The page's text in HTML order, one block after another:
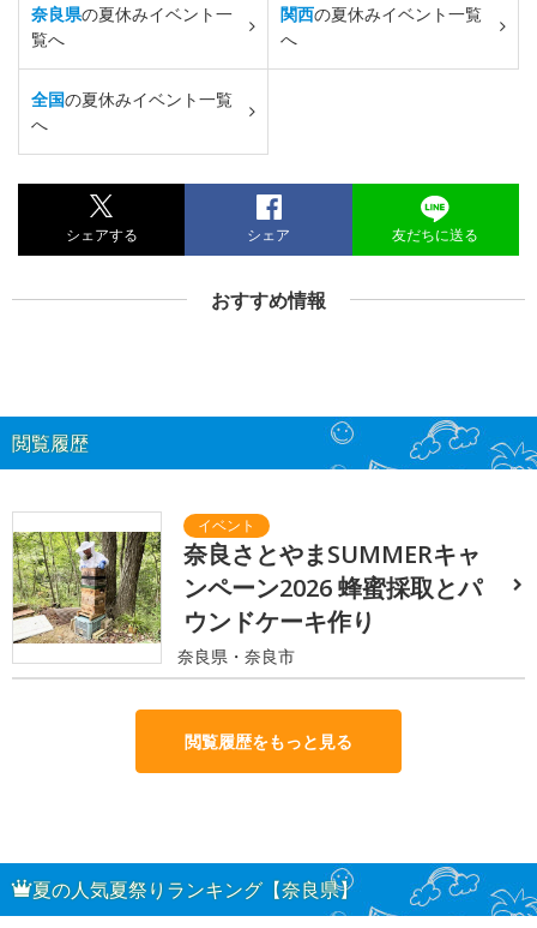
奈良県の夏休みイベント一
覧へ
関西の夏休みイベント一覧
へ
全国の夏休みイベント一覧
へ
シェアする シェア 友だちに送る
おすすめ情報
閲覧履歴
奈良さとやまSUMMERキャ
ンペーン2026 蜂蜜採取とパ
ウンドケーキ作り
奈良県・奈良市
閲覧履歴をもっと見る
夏の人気夏祭りランキング【奈良県】